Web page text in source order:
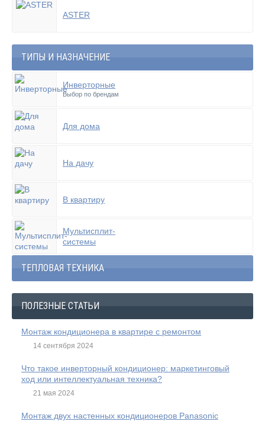
ASTER
ТИПЫ И НАЗНАЧЕНИЕ
Инверторные
Выбор по брендам
Для дома
На дачу
В квартиру
Мультисплит-
системы
ТЕПЛОВАЯ ТЕХНИКА
ПОЛЕЗНЫЕ СТАТЬИ
Монтаж кондиционера в квартире с ремонтом
14 сентября 2024
Что такое инверторный кондиционер: маркетинговый
ход или интеллектуальная техника?
21 мая 2024
Монтаж двух настенных кондиционеров Panasonic